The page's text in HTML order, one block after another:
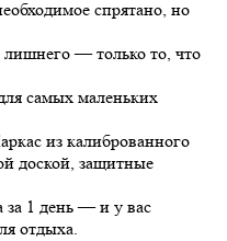
спрятано, но
— только то, что
самых маленьких
из калиброванного
доской, защитные
за 1 день — и у вас
отдыха.